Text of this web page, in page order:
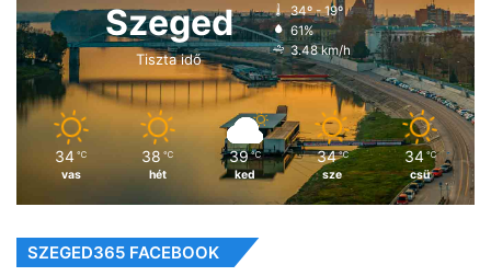
Szeged
Tiszta idő
34º - 19º
61%
3.48 km/h
34 ℃
vas
38 ℃
hét
39 ℃
ked
34 ℃
sze
34 ℃
csü
SZEGED365 FACEBOOK